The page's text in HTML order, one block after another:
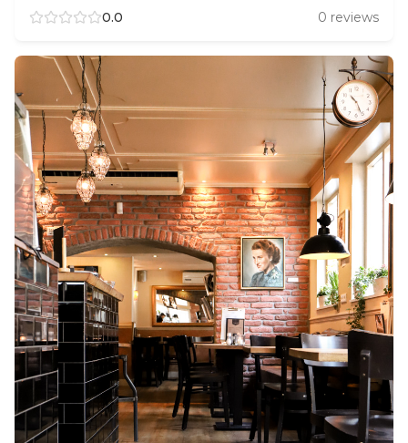
0.0
0 reviews